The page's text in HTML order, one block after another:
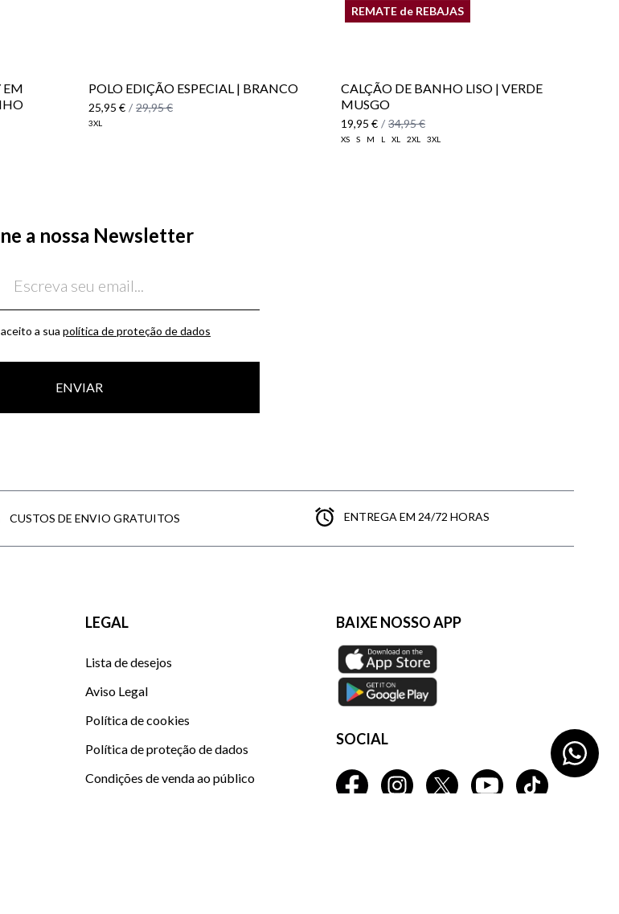
EM
POLO EDIÇÃO ESPECIAL | BRANCO
25,95 € / 29,95 €
3XL
REMATE de REBAJAS
CALÇÃO DE BANHO LISO | VERDE
MUSGO
19,95 € / 34,95 €
XS S M L XL 2XL 3XL
a nossa Newsletter
a sua política de proteção de dados
ENVIAR
CUSTOS DE ENVIO GRATUITOS ENTREGA EM 24/72 HORAS
LEGAL
Lista de desejos
Aviso Legal
Política de cookies
Política de proteção de dados
Condições de venda ao público
BAIXE NOSSO APP
SOCIAL